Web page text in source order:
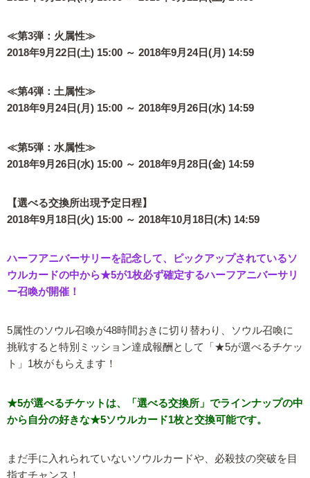
≪第3弾：火属性≫
2018年9月22日(土) 15:00 ～ 2018年9月24日(月) 14:59
≪第4弾：土属性≫
2018年9月24日(月) 15:00 ～ 2018年9月26日(水) 14:59
≪第5弾：水属性≫
2018年9月26日(水) 15:00 ～ 2018年9月28日(金) 14:59
【選べる交換所出現予定日程】
2018年9月18日(火) 15:00 ～ 2018年10月18日(木) 14:59
ハーフアニバーサリーを記念して、ピックアップされているソ
ウルカードの中から★5が1枚必ず確定するハーフアニバーサリ
ー召喚が開催！
5属性のソウル召喚が48時間おきに切り替わり、ソウル召喚に
挑戦すると特別ミッション達成報酬として「★5が選べるチケッ
ト」1枚がもらえます！
★5が選べるチケットは、「選べる交換所」でラインナップの中
から自分の好きな★5ソウルカード1枚と交換可能です。
まだ手に入れられていないソウルカードや、必殺技の突破を目
指すチャンス！